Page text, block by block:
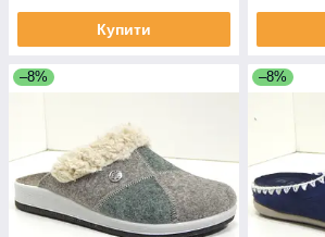
Купити
–8% –8%